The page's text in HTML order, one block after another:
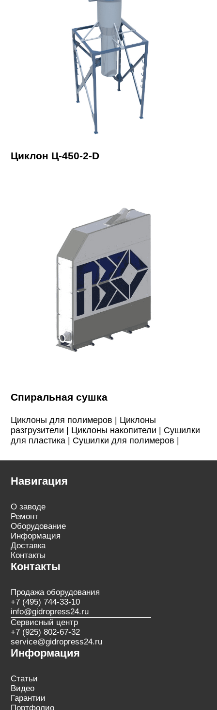
Циклон Ц-450-2-D
Спиральная сушка
Циклоны для полимеров | Циклоны
разгрузители | Циклоны накопители | Сушилки
для пластика | Сушилки для полимеров |
Навигация
О заводе
Ремонт
Оборудование
Информация
Доставка
Контакты
Контакты
Продажа оборудования
+7 (495) 744-33-10
info@gidropress24.ru
Сервисный центр
+7 (925) 802-67-32
service@gidropress24.ru
Информация
Статьи
Видео
Гарантии
Портфолио